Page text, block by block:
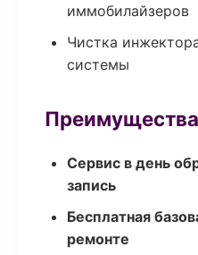
иммобилайзеров
Чистка
системы
Сервис в день
запись
Бесплатная
ремонте